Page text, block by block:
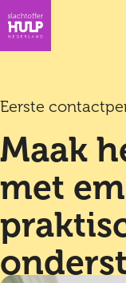
Eerste
Maak
met